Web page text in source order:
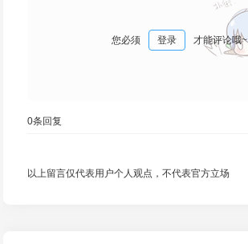
您必须 登录 才能评论哦~
0条回复
以上留言仅代表用户个人观点，不代表官方立场